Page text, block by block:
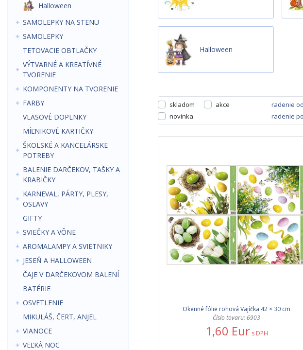
Halloween
SAMOLEPKY NA STENU
SAMOLEPKY
TETOVACIE OBTLAČKY
VÝTVARNÉ A KREATÍVNÉ
TVORENIE
KOMPONENTY NA TVORENIE
FARBY
VLASOVÉ DOPLNKY
MÍĽNIKOVÉ KARTIČKY
ŠKOLSKÉ A KANCELÁRSKE
POTREBY
BALENIE DARČEKOV, TAŠKY A
KRABIČKY
KARNEVAL, PÁRTY, PLESY,
OSLAVY
GIFTY
SVIEČKY A VÔNE
AROMALAMPY A SVIETNIKY
JESEŇ A HALLOWEEN
ČAJE V DARČEKOVOM BALENÍ
BATÉRIE
OSVETLENIE
MIKULÁŠ, ČERT, ANJEL
VIANOCE
VEĽKÁ NOC
Halloween
skladom
akce
novinka
radenie
radenie
Okenné fólie rohová Vajíčka 42 × 30 cm
Číslo tovaru: 6903
1,60 Eur s DPH